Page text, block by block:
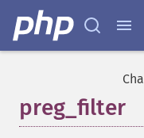
preg_filter